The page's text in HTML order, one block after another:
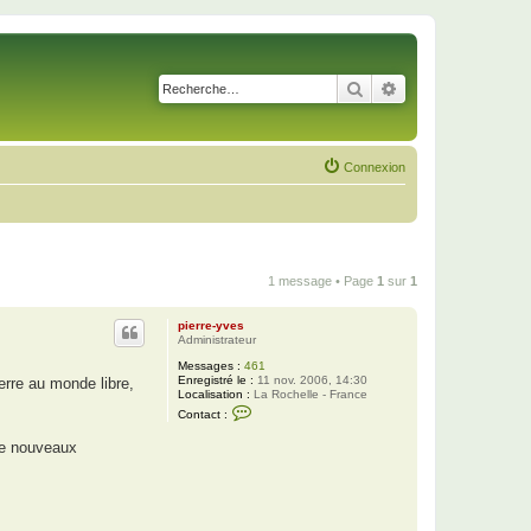
Rechercher
Connexion
1 message • Page 1 sur 1
pierre-yves
Administrateur
Messages : 461
Enregistré le : 11 nov. 2006, 14:30
Localisation : La Rochelle - France
Contact :
au monde libre,
nouveaux